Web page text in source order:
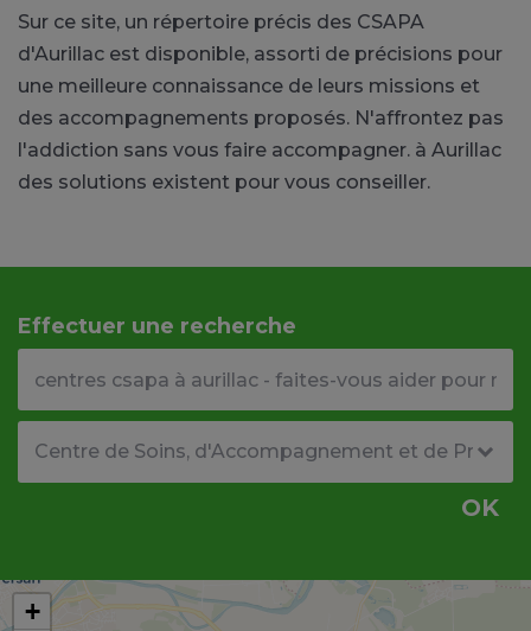
Sur ce site, un répertoire précis des CSAPA
d'Aurillac est disponible, assorti de précisions pour
une meilleure connaissance de leurs missions et
des accompagnements proposés. N'affrontez pas
l'addiction sans vous faire accompagner. à Aurillac
des solutions existent pour vous conseiller.
Effectuer une recherche
OK
+